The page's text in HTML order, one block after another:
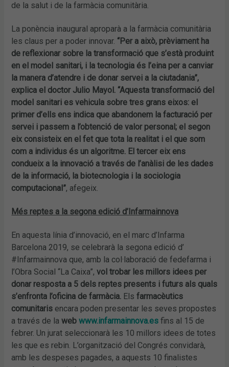
de la salut i de la farmàcia comunitària.
La ponència inaugural aproparà a la farmàcia comunitària
les claus per a poder innovar. “Per a això, prèviament ha
de reflexionar sobre la transformació que s’està produint
en el model sanitari, i la tecnologia és l’eina per a canviar
la manera d’atendre i de donar servei a la ciutadania”,
explica el doctor Julio Mayol. “Aquesta transformació del
model sanitari es vehicula sobre tres grans eixos: el
primer d’ells ens indica que abandonem la facturació per
servei i passem a l’obtenció de valor personal; el segon
eix consisteix en el fet que tota la realitat i el que som
com a individus és un algoritme. El tercer eix ens
condueix a la innovació a través de l’anàlisi de les dades
de la informació, la biotecnologia i la sociologia
computacional”, afegeix.
Més reptes a la segona edició d’Infarmainnova
En aquesta línia d’innovació, en el marc d’Infarma
Barcelona 2019, se celebrarà la segona edició d’
#Infarmainnova que, amb la col·laboració de fedefarma i
l’Obra Social “La Caixa”,vol trobar les millors idees per
donar resposta a 5 dels reptes presents i futurs als quals
s’enfronta l’oficina de farmàcia. Elsfarmacèutics
comunitaris encara poden presentar les seves propostes
a través de lawebwww.infarmainnova.es fins al 15 de
febrer. Un jurat seleccionarà les 10 millors idees de totes
les que es rebin. L’organització del Congrés convidarà,
amb les despeses pagades, a aquests 10 finalistes